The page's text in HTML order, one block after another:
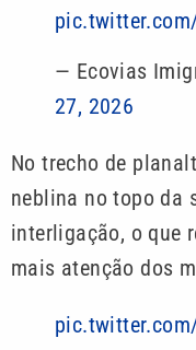
— Ecovias
27, 2026
No trecho de
neblina no topo da
interligação, o que
mais atenção dos